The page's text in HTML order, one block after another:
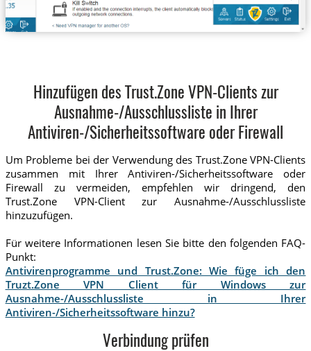
Hinzufügen des Trust.Zone VPN-Clients zur
Ausnahme-/Ausschlussliste in Ihrer
Antiviren-/Sicherheitssoftware oder Firewall
Um Probleme bei der Verwendung des Trust.Zone VPN-Clients
zusammen mit Ihrer Antiviren-/Sicherheitssoftware oder
Firewall zu vermeiden, empfehlen wir dringend, den
Trust.Zone VPN-Client zur Ausnahme-/Ausschlussliste
hinzuzufügen.
Für weitere Informationen lesen Sie bitte den folgenden FAQ-
Punkt:
Antivirenprogramme und Trust.Zone: Wie füge ich den
Truzt.Zone VPN Client für Windows zur
Ausnahme-/Ausschlussliste in Ihrer
Antiviren-/Sicherheitssoftware hinzu?
Verbindung prüfen